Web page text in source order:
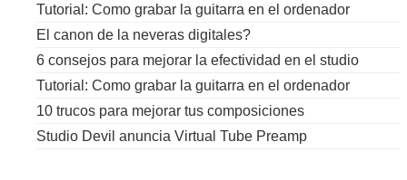
Tutorial: Como grabar la guitarra en el ordenador
El canon de la neveras digitales?
6 consejos para mejorar la efectividad en el studio
Tutorial: Como grabar la guitarra en el ordenador
10 trucos para mejorar tus composiciones
Studio Devil anuncia Virtual Tube Preamp